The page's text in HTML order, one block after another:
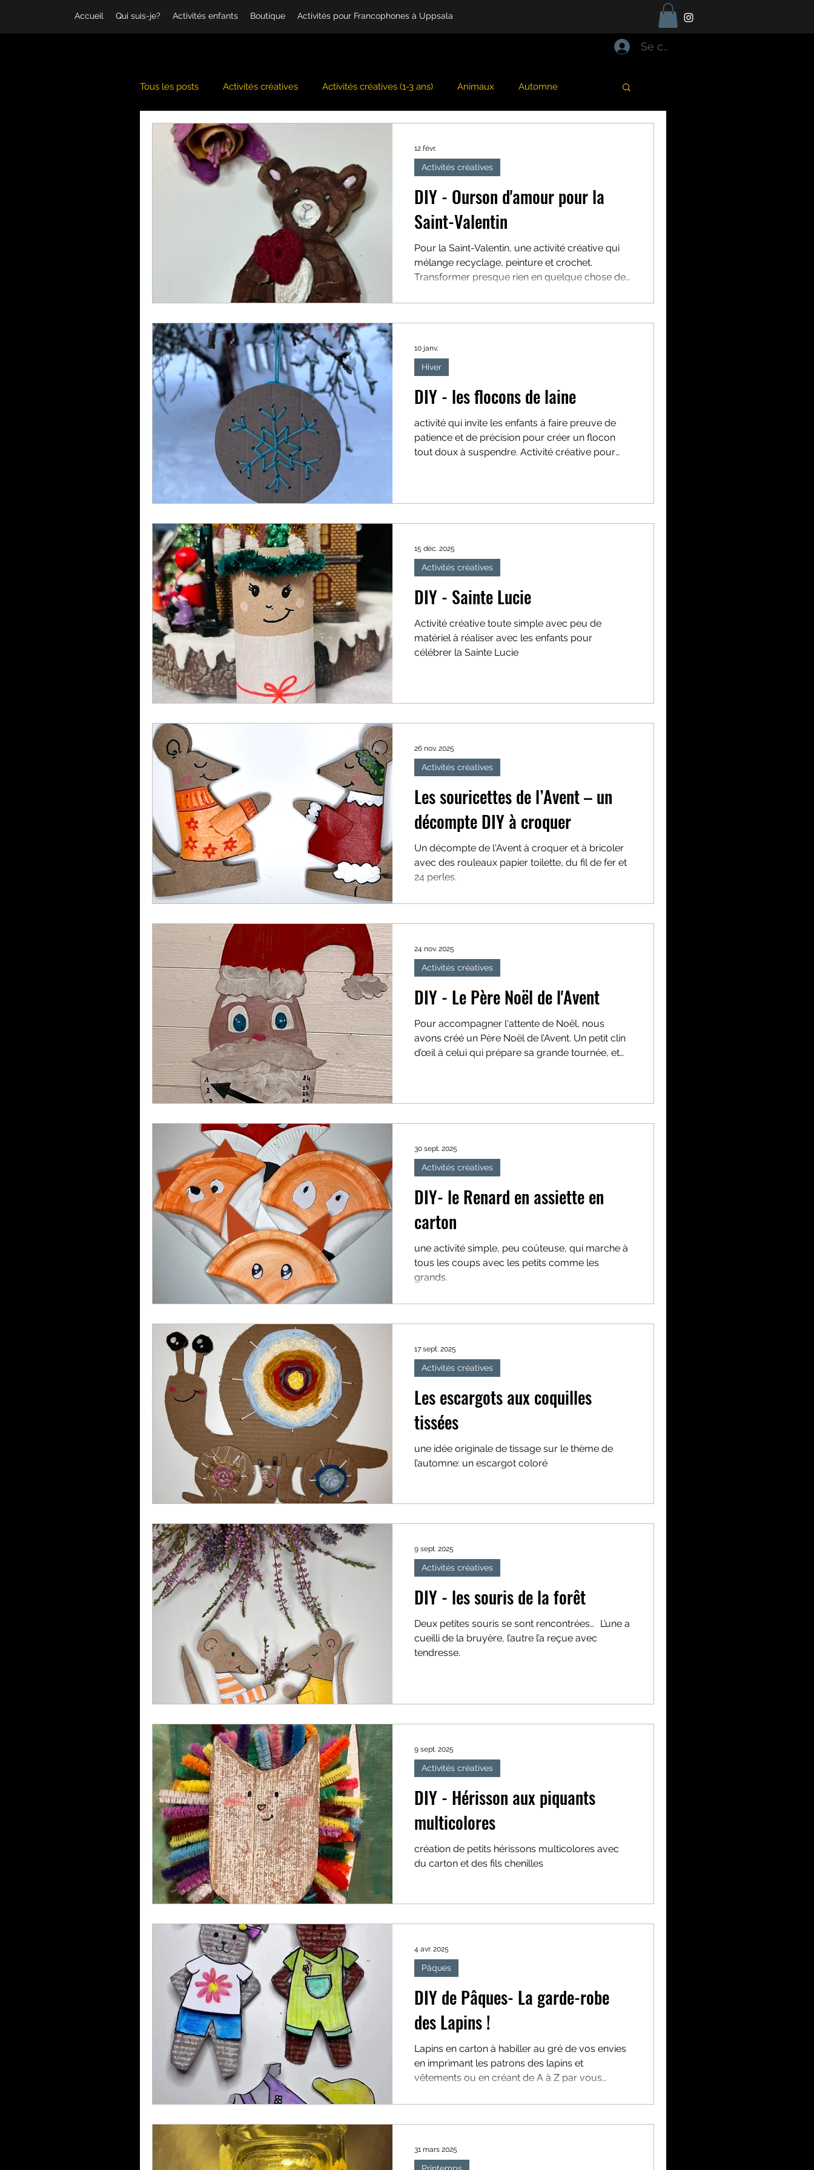
Accueil Qui suis-je? Activités enfants Boutique Activités pour Francophones à Uppsala
Se connecter
Tous les posts Activités créatives Activités créatives (1-3 ans) Animaux Automne
Banquise Coschooling
Jeux d'imagination - Mini-mondes
Nouvel An Chinois Pays des contes Pâques
Saint-Patrick Saint-Valentin Themes Univers et Espace Vie pratique
DIY - Ourson d'amour pour la
Saint-Valentin
Pour la Saint-Valentin, une activité créative qui
mélange recyclage, peinture et crochet.
Transformer presque rien en quelque chose de
Activités créatives
12 févr.
DIY - les flocons de laine
activité qui invite les enfants à faire preuve de
patience et de précision pour créer un flocon
tout doux à suspendre. Activité créative pour
Hiver
10 janv.
DIY - Sainte Lucie
Activité créative toute simple avec peu de
matériel à réaliser avec les enfants pour
célébrer la Sainte Lucie
Activités créatives
15 déc. 2025
Les souricettes de l’Avent – un
décompte DIY à croquer
Un décompte de l'Avent à croquer et à bricoler
avec des rouleaux papier toilette, du fil de fer et
24 perles.
Activités créatives
26 nov. 2025
DIY - Le Père Noël de l'Avent
Pour accompagner l'attente de Noël, nous
avons créé un Père Noël de l’Avent. Un petit clin
d’œil à celui qui prépare sa grande tournée, et
Activités créatives
24 nov. 2025
DIY- le Renard en assiette en
carton
une activité simple, peu coûteuse, qui marche à
tous les coups avec les petits comme les
grands.
Activités créatives
30 sept. 2025
Les escargots aux coquilles
tissées
une idée originale de tissage sur le thème de
l’automne: un escargot coloré
Activités créatives
17 sept. 2025
DIY - les souris de la forêt
Deux petites souris se sont rencontrées… L’une a
cueilli de la bruyère, l’autre l’a reçue avec
tendresse.
Activités créatives
9 sept. 2025
DIY - Hérisson aux piquants
multicolores
création de petits hérissons multicolores avec
du carton et des fils chenilles
Activités créatives
9 sept. 2025
DIY de Pâques- La garde-robe
des Lapins !
Lapins en carton à habiller au gré de vos envies
en imprimant les patrons des lapins et
vêtements ou en créant de A à Z par vous
Pâques
4 avr. 2025
Printemps
31 mars 2025